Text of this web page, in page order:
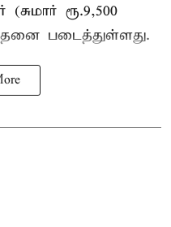
ரூ.9,500
படைத்துள்ளது.